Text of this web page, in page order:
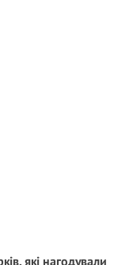
які нагодували